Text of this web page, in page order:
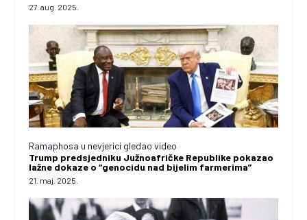
27. aug. 2025.
Ramaphosa u nevjerici gledao video
Trump predsjedniku Južnoafričke Republike pokazao
lažne dokaze o “genocidu nad bijelim farmerima”
21. maj. 2025.